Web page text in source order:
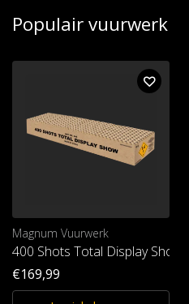
Populair vuurwerk
Magnum Vuurwerk
400 Shots Total Display Show
€169,99